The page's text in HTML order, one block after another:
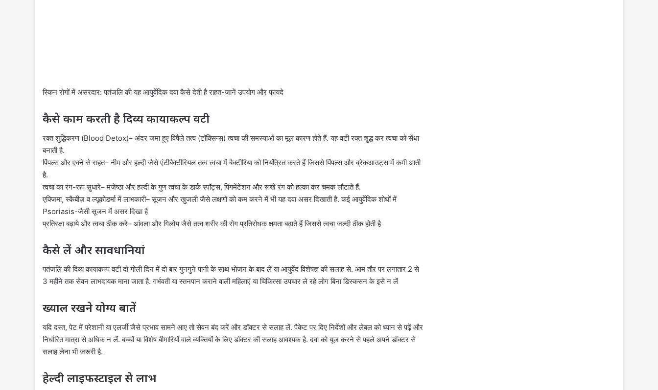
स्किन रोगों में असरदार: पतंजलि की यह आयुर्वेदिक दवा कैसे देती है राहत-जानें उपयोग और फायदे
कैसे काम करती है दिव्य कायाकल्प वटी
रक्त शुद्धिकरण (Blood Detox)– अंदर जमा हुए विषैले तत्व (टॉक्सिन्स) त्वचा की समस्याओं का मूल कारण होते हैं. यह वटी रक्त शुद्ध कर त्वचा को सेंधा
बनाती है.
पिंपल्स और एक्ने से राहत– नीम और हल्दी जैसे एंटीबैक्टीरियल तत्व त्वचा में बैक्टीरिया को नियंत्रित करते हैं जिससे पिंपल्स और ब्रेकआउट्स में कमी आती
है.
त्वचा का रंग-रूप सुधारे– मंजेष्ठा और हल्दी के गुण त्वचा के डार्क स्पॉट्स, पिगमेंटेशन और रूखे रंग को हल्का कर चमक लौटाते हैं.
एक्जिमा, स्कैबीज़ व ल्यूकोडर्मा में लाभकारी– सूजन और खुजली जैसे लक्षणों को कम करने में भी यह दवा असर दिखाती है. कई आयुर्वेदिक शोधों में
Psoriasis-जैसी सूजन में असर दिखा है
प्रतिरक्षा बढ़ाये और त्वचा ठीक करे– आंवला और गिलोय जैसे तत्व शरीर की रोग प्रतिरोधक क्षमता बढ़ाते हैं जिससे त्वचा जल्दी ठीक होती है
कैसे लें और सावधानियां
पतंजलि की दिव्य कायाकल्प वटी दो गोली दिन में दो बार गुनगुने पानी के साथ भोजन के बाद लें या आयुर्वेद विशेषज्ञ की सलाह से. आम तौर पर लगातार 2 से
3 महीने तक सेवन लाभदायक माना जाता है. गर्भवती या स्तनपान कराने वाली महिलाएं या चिकित्सा उपचार ले रहे लोग बिना डिस्कसन के इसे न लें
ख्याल रखने योग्य बातें
यदि दस्त, पेट में परेशानी या एलर्जी जैसे प्रभाव सामने आए तो सेवन बंद करें और डॉक्टर से सलाह लें. पैकेट पर दिए निर्देशों और लेबल को ध्यान से पढ़ें और
निर्धारित मात्रा से अधिक न लें. बच्चों या विशेष बीमारियों वाले व्यक्तियों के लिए डॉक्टर की सलाह आवश्यक है. दवा को यूज करने से पहले अपने डॉक्टर से
सलाह लेना भी जरूरी है.
हेल्दी लाइफस्टाइल से लाभ